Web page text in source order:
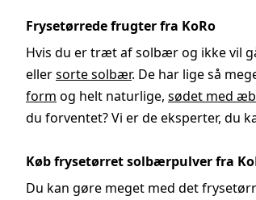
Frysetørrede frugter fra KoRo
Hvis du er træt af solbær og ikke vil
ellersorte solbær. De har lige så
form og helt naturlige, sødet med
du forventet? Vi er de eksperter, du
Køb frysetørret solbærpulver fra
Du kan gøre meget med det